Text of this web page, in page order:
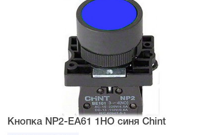
Кнопка NP2-EA61 1НО синя Chint